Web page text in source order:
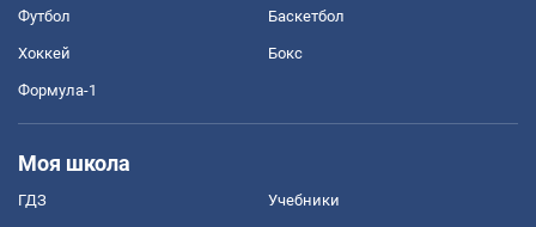
Футбол Баскетбол
Хоккей Бокс
Формула-1
Моя школа
ГДЗ Учебники